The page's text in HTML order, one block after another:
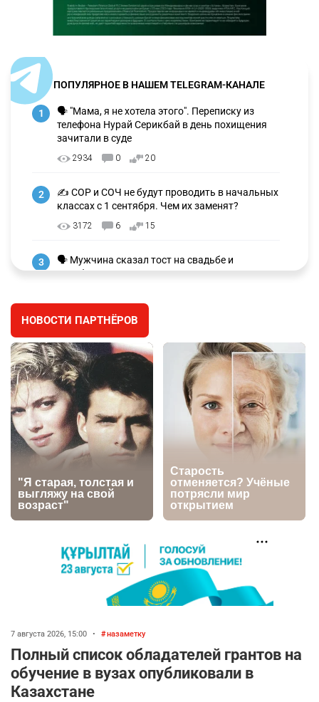
ПОПУЛЯРНОЕ В НАШЕМ TELEGRAM-КАНАЛЕ
1
🗣 "Мама, я не хотела этого". Переписку из
телефона Нурай Серикбай в день похищения
зачитали в суде
2934 0 20
2
✍️ СОР и СОЧ не будут проводить в начальных
классах с 1 сентября. Чем их заменят?
3172 6 15
3
🗣 Мужчина сказал тост на свадьбе и
заработал уголовное дело
⚠️ Доброе утро, друзья! Предлагаем обзор
главных новостей за 4 августа
2715 0 1
5
🗣Глава государства направил телеграмму
соболезнования родным и близким Халық
қаһарманы Ивана Гапича
2717 2 42
6
🇫🇷 Клуб ПСЖ объявил об открытии своей
футбольной академии в Астане
🚗 Казахстанцев убедили оформить
автокредиты за вознаграждение
2701 0 11
9
🏇 В Астане наказали мужчину, который ездил
верхом на лошади
НОВОСТИ ПАРТНЁРОВ
7 августа 2026, 15:00 • назаметку
Полный список обладателей грантов на
обучение в вузах опубликовали в
Казахстане